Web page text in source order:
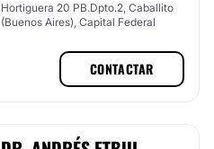
Hortiguera 20 PB.Dpto.2, Caballito
(Buenos Aires), Capital Federal
CONTACTAR